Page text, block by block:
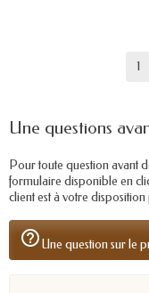
Une questions
Pour toute question avant
formulaire disponible en
client est à votre
help_outlineUne question sur le